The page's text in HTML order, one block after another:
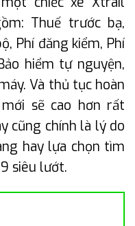
Thuế trước bạ,
Phí đăng kiểm, Phí
hiểm tự nguyện,
Và thủ tục hoàn
sẽ cao hơn rất
cũng chính là lý do
hay lựa chọn tìm
siêu lướt.